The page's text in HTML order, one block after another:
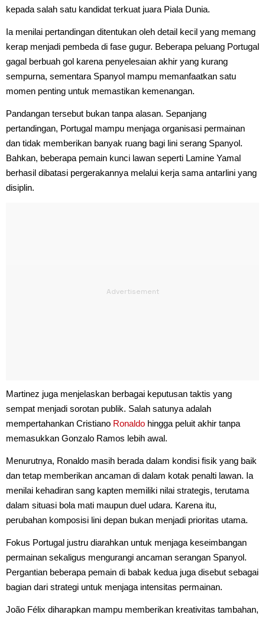
kepada salah satu kandidat terkuat juara Piala Dunia.
Ia menilai pertandingan ditentukan oleh detail kecil yang memang
kerap menjadi pembeda di fase gugur. Beberapa peluang Portugal
gagal berbuah gol karena penyelesaian akhir yang kurang
sempurna, sementara Spanyol mampu memanfaatkan satu
momen penting untuk memastikan kemenangan.
Pandangan tersebut bukan tanpa alasan. Sepanjang
pertandingan, Portugal mampu menjaga organisasi permainan
dan tidak memberikan banyak ruang bagi lini serang Spanyol.
Bahkan, beberapa pemain kunci lawan seperti Lamine Yamal
berhasil dibatasi pergerakannya melalui kerja sama antarlini yang
disiplin.
Martinez juga menjelaskan berbagai keputusan taktis yang
sempat menjadi sorotan publik. Salah satunya adalah
mempertahankan Cristiano Ronaldo hingga peluit akhir tanpa
memasukkan Gonzalo Ramos lebih awal.
Menurutnya, Ronaldo masih berada dalam kondisi fisik yang baik
dan tetap memberikan ancaman di dalam kotak penalti lawan. Ia
menilai kehadiran sang kapten memiliki nilai strategis, terutama
dalam situasi bola mati maupun duel udara. Karena itu,
perubahan komposisi lini depan bukan menjadi prioritas utama.
Fokus Portugal justru diarahkan untuk menjaga keseimbangan
permainan sekaligus mengurangi ancaman serangan Spanyol.
Pergantian beberapa pemain di babak kedua juga disebut sebagai
bagian dari strategi untuk menjaga intensitas permainan.
João Félix diharapkan mampu memberikan kreativitas tambahan,